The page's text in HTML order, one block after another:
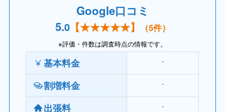
Google口コミ
5.0【★★★★★】 （5件）
※評価・件数は調査時点の情報です。
基本料金 ‐
割増料金 ‐
出張料 ‐